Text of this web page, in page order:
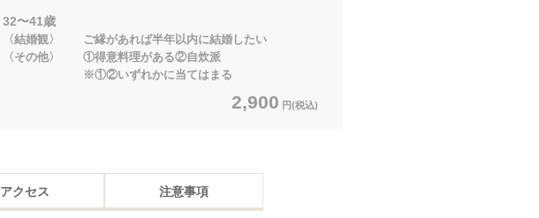
32〜41歳
〈結婚観〉 ご縁があれば半年以内に結婚したい
〈その他〉 ①得意料理がある②自炊派
※①②いずれかに当てはまる
2,900 円(税込)
アクセス 注意事項